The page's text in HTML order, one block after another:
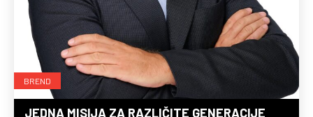
BREND
JEDNA MISIJA ZA RAZLIČITE GENERACIJE